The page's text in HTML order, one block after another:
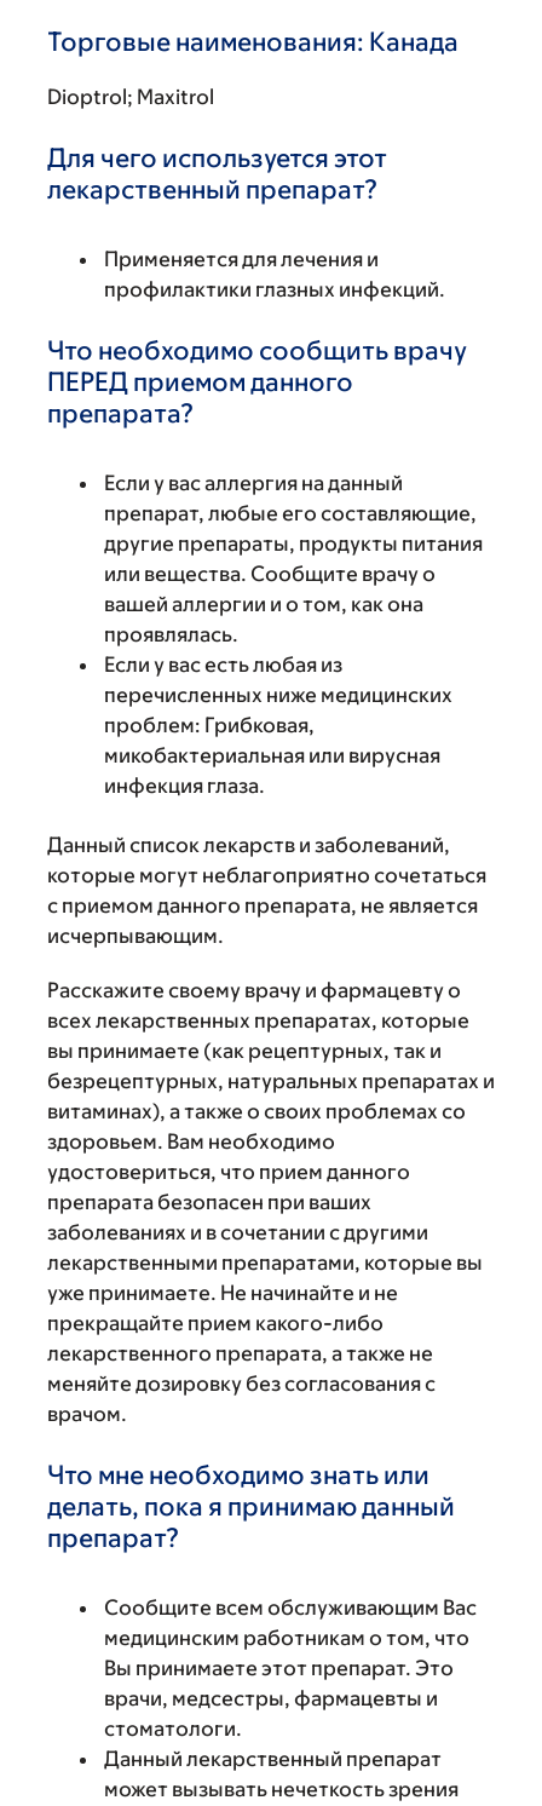
Торговые наименования: Канада
Dioptrol; Maxitrol
Для чего используется этот
лекарственный препарат?
Применяется для лечения и
профилактики глазных инфекций.
Что необходимо сообщить врачу
ПЕРЕД приемом данного
препарата?
Если у вас аллергия на данный
препарат, любые его составляющие,
другие препараты, продукты питания
или вещества. Сообщите врачу о
вашей аллергии и о том, как она
проявлялась.
Если у вас есть любая из
перечисленных ниже медицинских
проблем: Грибковая,
микобактериальная или вирусная
инфекция глаза.
Данный список лекарств и заболеваний,
которые могут неблагоприятно сочетаться
с приемом данного препарата, не является
исчерпывающим.
Расскажите своему врачу и фармацевту о
всех лекарственных препаратах, которые
вы принимаете (как рецептурных, так и
безрецептурных, натуральных препаратах и
витаминах), а также о своих проблемах со
здоровьем. Вам необходимо
удостовериться, что прием данного
препарата безопасен при ваших
заболеваниях и в сочетании с другими
лекарственными препаратами, которые вы
уже принимаете. Не начинайте и не
прекращайте прием какого-либо
лекарственного препарата, а также не
меняйте дозировку без согласования с
врачом.
Что мне необходимо знать или
делать, пока я принимаю данный
препарат?
Сообщите всем обслуживающим Вас
медицинским работникам о том, что
Вы принимаете этот препарат. Это
врачи, медсестры, фармацевты и
стоматологи.
Данный лекарственный препарат
может вызывать нечеткость зрения